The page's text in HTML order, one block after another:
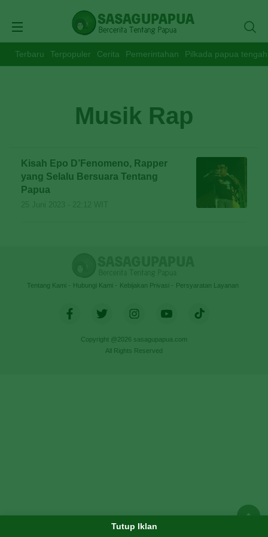
Terbaru Terpopuler Cerita Pemerintahan Pilkada papua tengah
Musik Rap
Kisah Epo D’Fenomeno, Rapper
yang Selalu Bersuara Tentang
Papua
Tentang Kami Hubungi Kami Kebijakan Privasi Persyaratan Layanan
Copyright @2026 sasagupapua.com
All Rights Reserved
Tutup Iklan